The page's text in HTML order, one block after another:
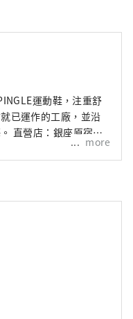
運動鞋，注重舒
已運作的工廠，並沿
直營店：銀座原宿、
more